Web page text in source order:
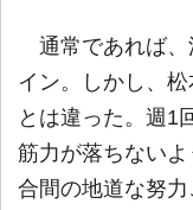
通常であれば、
イン。しかし、
とは違った。週1
筋力が落ちない
合間の地道な努力